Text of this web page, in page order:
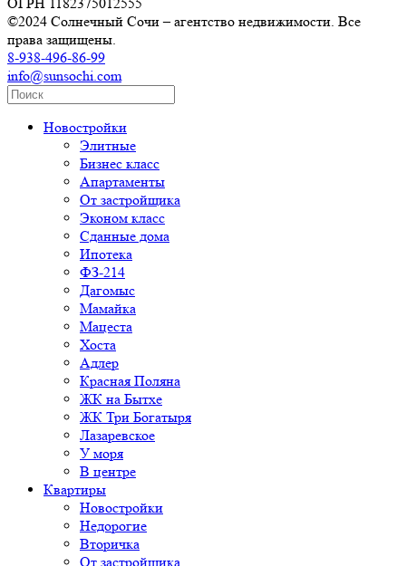
©2024 Солнечный Сочи – агентство недвижимости. Все
права защищены.
8-938-496-86-99
info@sunsochi.com
Новостройки
Элитные
Бизнес класс
Апартаменты
От застройщика
Эконом класс
Сданные дома
Ипотека
ФЗ-214
Дагомыс
Мамайка
Мацеста
Хоста
Адлер
Красная Поляна
ЖК на Бытхе
ЖК Три Богатыря
Лазаревское
У моря
В центре
Квартиры
Новостройки
Недорогие
Вторичка
От застройщика